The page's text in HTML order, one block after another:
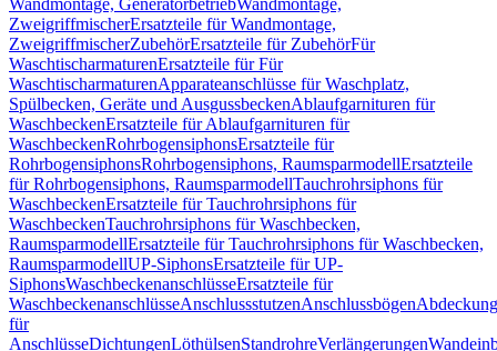
Wandmontage, GeneratorbetriebWandmontage,
ZweigriffmischerErsatzteile für Wandmontage,
ZweigriffmischerZubehörErsatzteile für ZubehörFür
WaschtischarmaturenErsatzteile für Für
WaschtischarmaturenApparateanschlüsse für Waschplatz,
Spülbecken, Geräte und AusgussbeckenAblaufgarnituren für
WaschbeckenErsatzteile für Ablaufgarnituren für
WaschbeckenRohrbogensiphonsErsatzteile für
RohrbogensiphonsRohrbogensiphons, RaumsparmodellErsatzteile
für Rohrbogensiphons, RaumsparmodellTauchrohrsiphons für
WaschbeckenErsatzteile für Tauchrohrsiphons für
WaschbeckenTauchrohrsiphons für Waschbecken,
RaumsparmodellErsatzteile für Tauchrohrsiphons für Waschbecken,
RaumsparmodellUP-SiphonsErsatzteile für UP-
SiphonsWaschbeckenanschlüsseErsatzteile für
WaschbeckenanschlüsseAnschlussstutzenAnschlussbögen
für
AnschlüsseDichtungenLöthülsenStandrohreVerlängerungen